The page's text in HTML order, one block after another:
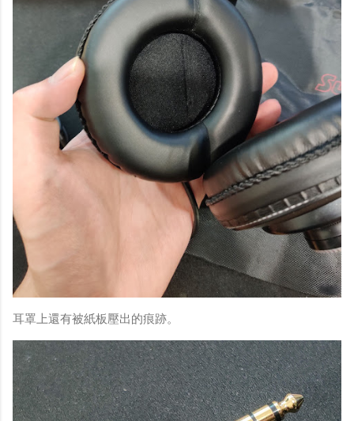
耳罩上還有被紙板壓出的痕跡。